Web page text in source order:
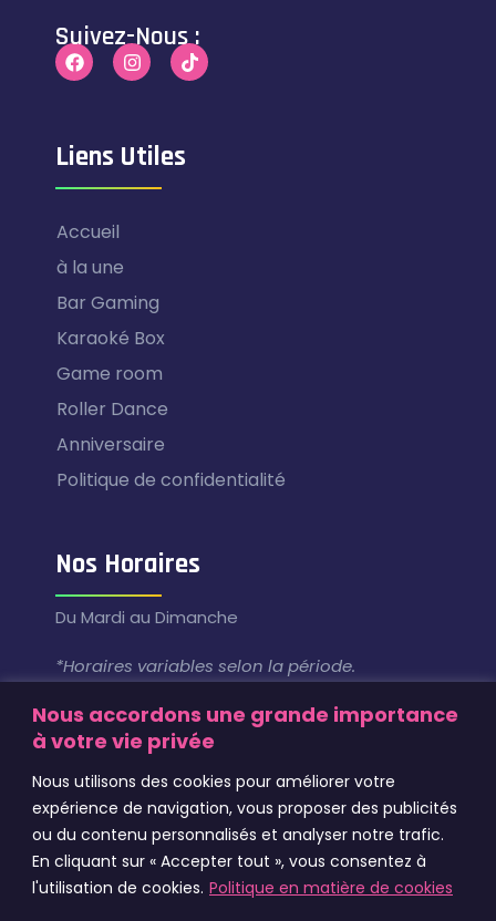
Nous accordons une grande importance
à votre vie privée
Nous utilisons des cookies pour améliorer votre
expérience de navigation, vous proposer des publicités
ou du contenu personnalisés et analyser notre trafic.
En cliquant sur « Accepter tout », vous consentez à
l'utilisation de cookies. Politique en matière de cookies
Suivez-Nous :
Liens Utiles
Accueil
à la une
Bar Gaming
Karaoké Box
Game room
Roller Dance
Anniversaire
Politique de confidentialité
Nos Horaires
Du Mardi au Dimanche
*Horaires variables selon la période.
Centre Commercial Atrium, 20167 Sarrola-
Carcopino
06.88.53.96.27